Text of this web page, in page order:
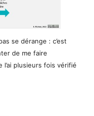
se dérange : c’est
de me faire
l’ai plusieurs fois vérifié